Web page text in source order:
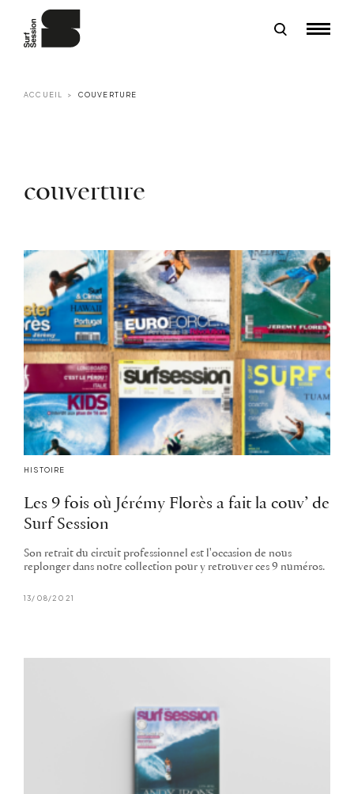
ACCUEIL COUVERTURE
couverture
HISTOIRE
Les 9 fois où Jérémy Florès a fait la couv’ de
Surf Session
Son retrait du circuit professionnel est l'occasion de nous
replonger dans notre collection pour y retrouver ces 9 numéros.
13/08/2021